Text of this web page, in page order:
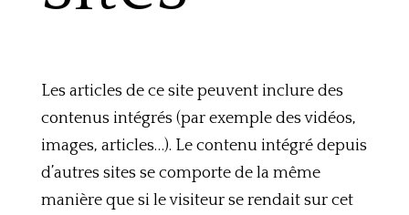
Les articles de ce site peuvent inclure des
contenus intégrés (par exemple des vidéos,
images, articles…). Le contenu intégré depuis
d’autres sites se comporte de la même
manière que si le visiteur se rendait sur cet